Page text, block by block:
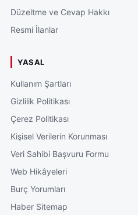
Düzeltme ve Cevap Hakkı
Resmi İlanlar
YASAL
Kullanım Şartları
Gizlilik Politikası
Çerez Politikası
Kişisel Verilerin Korunması
Veri Sahibi Başvuru Formu
Web Hikâyeleri
Burç Yorumları
Haber Sitemap